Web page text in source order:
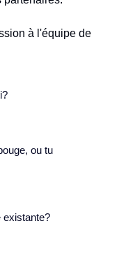
à l'équipe de
ou tu
existante?